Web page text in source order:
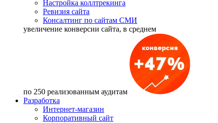
Настройка коллтрекинга
Ревизия сайта
Консалтинг по сайтам СМИ
увеличение конверсии сайта, в среднем
по 250 реализованным аудитам
Разработка
Интернет-магазин
Корпоративный сайт